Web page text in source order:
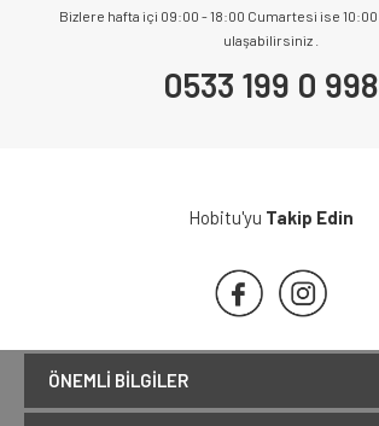
Bizlere hafta içi 09:00 - 18:00 Cumartesi ise 10:00
ulaşabilirsiniz .
0533 199 0 998
Hobitu'yu Takip Edin
ÖNEMLI BILGILER